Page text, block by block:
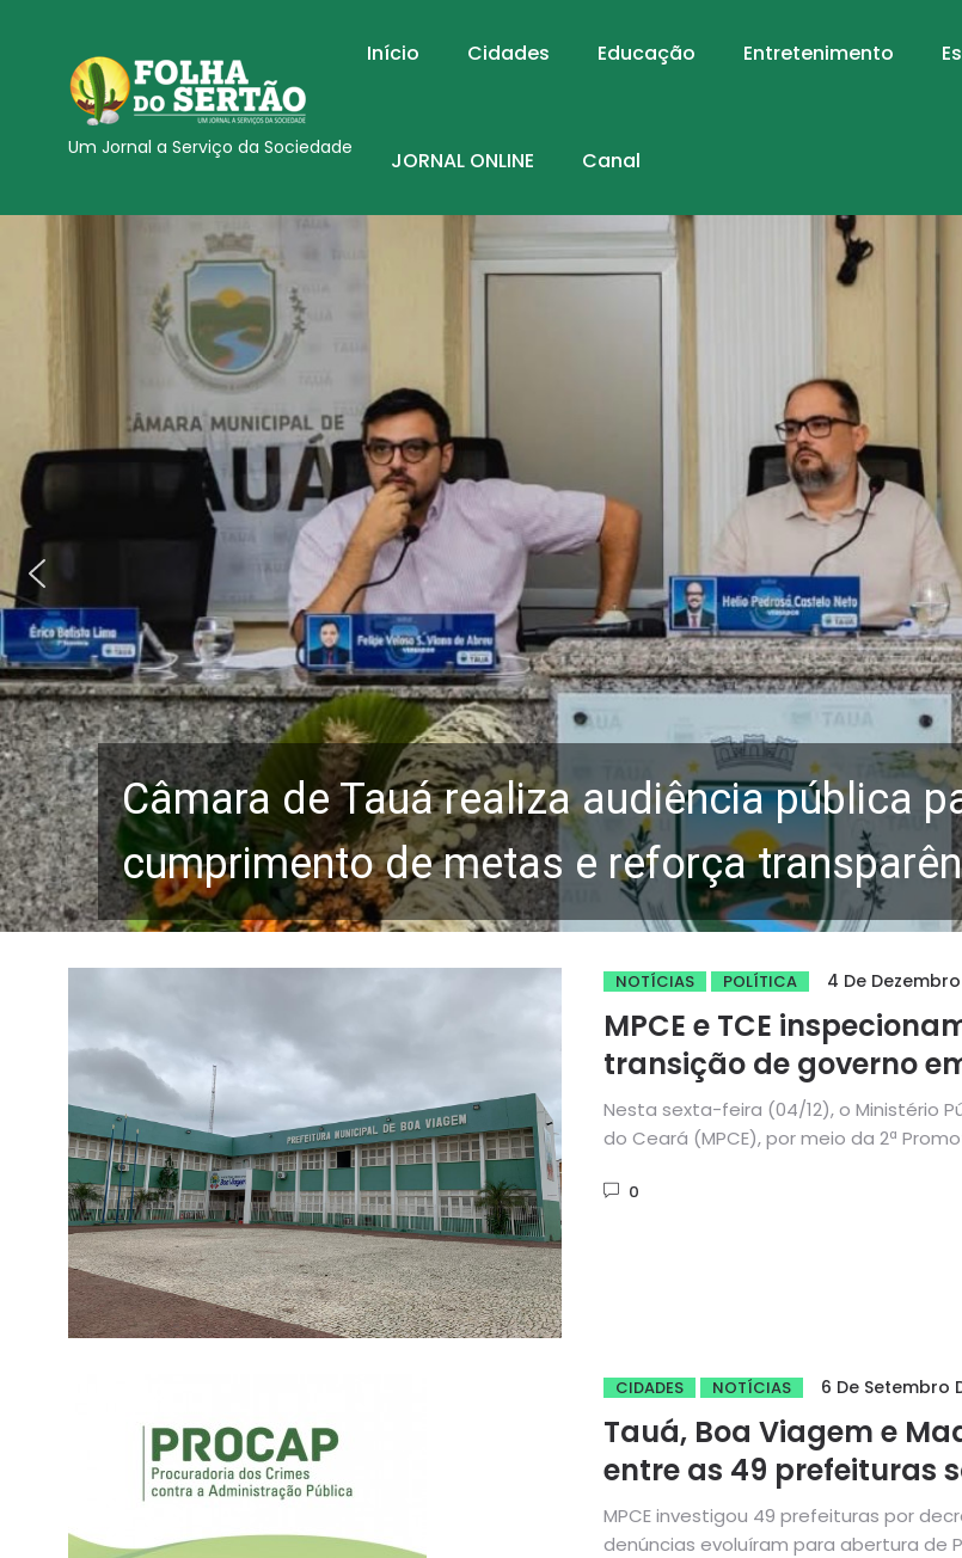
Um Jornal a Serviço da Sociedade
Início Cidades Educação Entretenimento
JORNAL ONLINE Canal
Câmara de Tauá realiza audiência pública
cumprimento de metas e reforça
NOTÍCIAS POLÍTICA 4 De
MPCE e TCE
transição de governo
Viagem
Nesta sexta-feira (04/12), o Ministério
do Ceará (MPCE), por meio da 2ª
0
CIDADES NOTÍCIAS 6 De Setembro
Tauá, Boa Viagem e
entre as 49 prefeituras
investigação do MPCE
MPCE investigou 49 prefeituras por
denúncias evoluíram para abertura de